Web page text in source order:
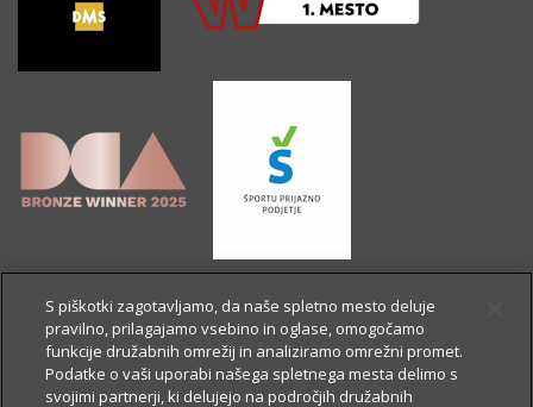
S piškotki zagotavljamo, da naše spletno mesto deluje
pravilno, prilagajamo vsebino in oglase, omogočamo
funkcije družabnih omrežij in analiziramo omrežni promet.
Podatke o vaši uporabi našega spletnega mesta delimo s
svojimi partnerji, ki delujejo na področjih družabnih